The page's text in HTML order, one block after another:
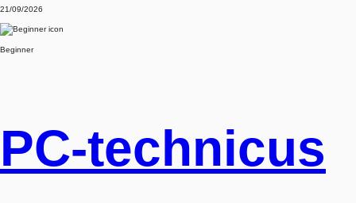
21/09/2026
Beginner
PC-technicus